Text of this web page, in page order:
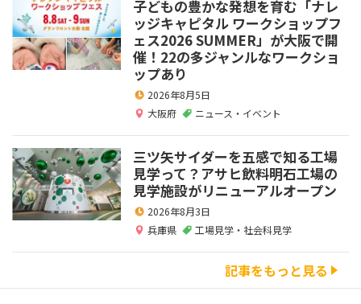
子どもの豊かな発想を育む「ナレ
ッジキャピタル ワークショップフ
ェス2026 SUMMER」が大阪で開
催！22の多ジャンルなワークショ
ップあり
2026年8月5日
大阪府
ニュース・イベント
三ツ矢サイダーを五感で知る工場
見学って？アサヒ飲料明石工場の
見学施設がリニューアルオープン
2026年8月3日
兵庫県
工場見学・社会科見学
記事をもっと見る